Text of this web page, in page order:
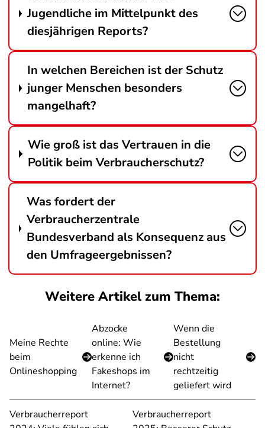
Jugendliche im Mittelpunkt des
diesjährigen Reports?
In welchen Bereichen ist der Schutz
junger Menschen besonders
mangelhaft?
Wie groß ist das Vertrauen in die
Politik beim Verbraucherschutz?
Was fordert der
Verbraucherzentrale
Bundesverband als Konsequenz aus
den Umfrageergebnissen?
Weitere Artikel zum Thema:
Meine Rechte
beim
Onlineshopping
Abzocke
online: Wie
erkenne ich
Fakeshops im
Internet?
Wenn die
Bestellung
nicht
rechtzeitig
geliefert wird
Verbraucherreport
Verbraucherreport